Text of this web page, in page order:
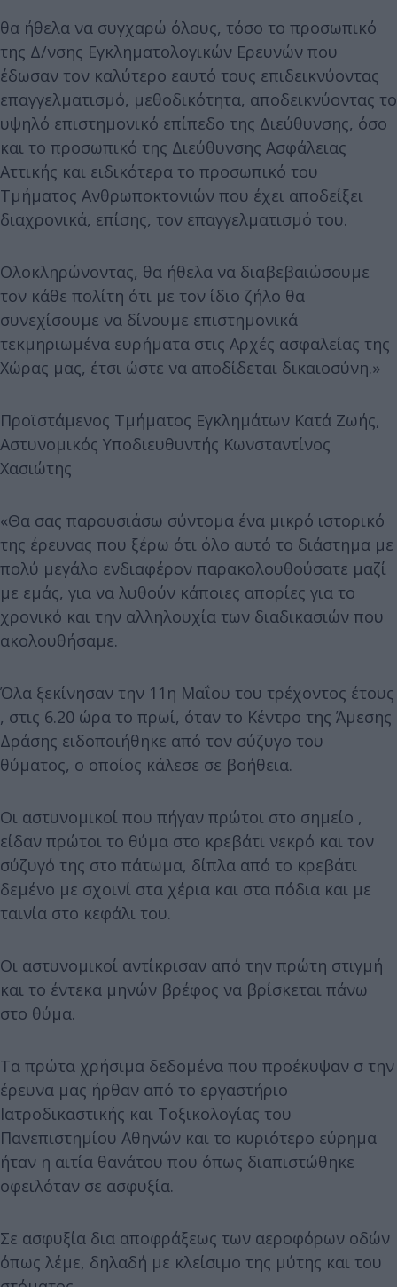
θα ήθελα να συγχαρώ όλους, τόσο το προσωπικό
της Δ/νσης Εγκληματολογικών Ερευνών που
έδωσαν τον καλύτερο εαυτό τους επιδεικνύοντας
επαγγελματισμό, μεθοδικότητα, αποδεικνύοντας το
υψηλό επιστημονικό επίπεδο της Διεύθυνσης, όσο
και το προσωπικό της Διεύθυνσης Ασφάλειας
Αττικής και ειδικότερα το προσωπικό του
Τμήματος Ανθρωποκτονιών που έχει αποδείξει
διαχρονικά, επίσης, τον επαγγελματισμό του.
Ολοκληρώνοντας, θα ήθελα να διαβεβαιώσουμε
τον κάθε πολίτη ότι με τον ίδιο ζήλο θα
συνεχίσουμε να δίνουμε επιστημονικά
τεκμηριωμένα ευρήματα στις Αρχές ασφαλείας της
Χώρας μας, έτσι ώστε να αποδίδεται δικαιοσύνη.»
Προϊστάμενος Τμήματος Εγκλημάτων Κατά Ζωής,
Αστυνομικός Υποδιευθυντής Κωνσταντίνος
Χασιώτης
«Θα σας παρουσιάσω σύντομα ένα μικρό ιστορικό
της έρευνας που ξέρω ότι όλο αυτό το διάστημα με
πολύ μεγάλο ενδιαφέρον παρακολουθούσατε μαζί
με εμάς, για να λυθούν κάποιες απορίες για το
χρονικό και την αλληλουχία των διαδικασιών που
ακολουθήσαμε.
Όλα ξεκίνησαν την 11η Μαΐου του τρέχοντος έτους
, στις 6.20 ώρα το πρωί, όταν το Κέντρο της Άμεσης
Δράσης ειδοποιήθηκε από τον σύζυγο του
θύματος, ο οποίος κάλεσε σε βοήθεια.
Οι αστυνομικοί που πήγαν πρώτοι στο σημείο ,
είδαν πρώτοι το θύμα στο κρεβάτι νεκρό και τον
σύζυγό της στο πάτωμα, δίπλα από το κρεβάτι
δεμένο με σχοινί στα χέρια και στα πόδια και με
ταινία στο κεφάλι του.
Οι αστυνομικοί αντίκρισαν από την πρώτη στιγμή
και το έντεκα μηνών βρέφος να βρίσκεται πάνω
στο θύμα.
Τα πρώτα χρήσιμα δεδομένα που προέκυψαν σ την
έρευνα μας ήρθαν από το εργαστήριο
Ιατροδικαστικής και Τοξικολογίας του
Πανεπιστημίου Αθηνών και το κυριότερο εύρημα
ήταν η αιτία θανάτου που όπως διαπιστώθηκε
οφειλόταν σε ασφυξία.
Σε ασφυξία δια αποφράξεως των αεροφόρων οδών
όπως λέμε, δηλαδή με κλείσιμο της μύτης και του